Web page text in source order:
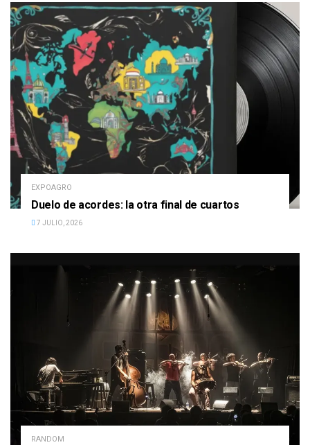
EXPOAGRO
Duelo de acordes: la otra final de cuartos
7 JULIO, 2026
RANDOM